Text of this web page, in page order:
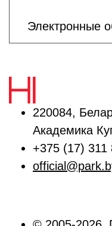
Электронные
220084,
Академика
+375 (17) 311